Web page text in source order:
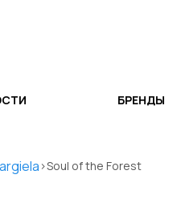
БРЕНДЫ
>Soul of the Forest